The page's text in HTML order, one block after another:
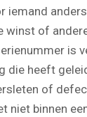
iemand
winst of
is
die heeft
of
niet binnen